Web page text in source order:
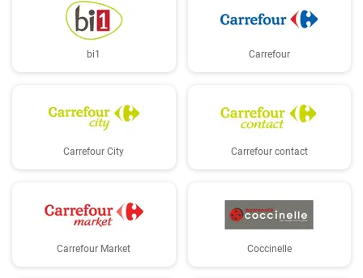
bi1 Carrefour
Carrefour City Carrefour contact
Carrefour Market Coccinelle